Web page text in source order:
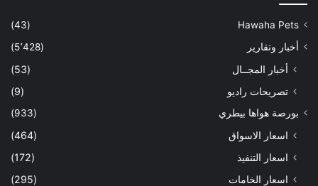
Hawaha Pets
(43)
أخبار وتقارير
(5٬428)
أخبار المجــال
(53)
تصريحات راديو
(9)
بورصة هواها بيطري (933)
اسعار الاسواق
(464)
اسعار التنفيذ
(172)
اسعار الخامات
(295)